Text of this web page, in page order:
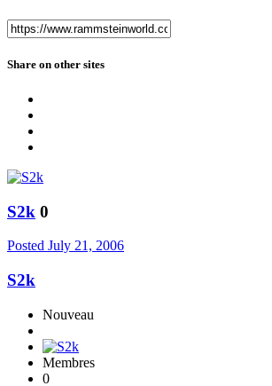
Share on other sites
S2k 0
Posted July 21, 2006
S2k
Nouveau
Membres
0